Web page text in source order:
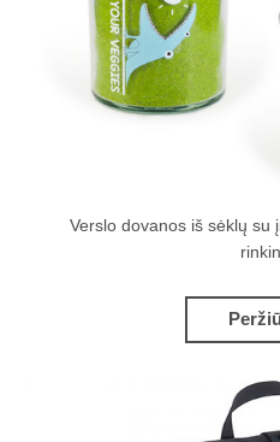
Verslo dovanos iš sėklų su